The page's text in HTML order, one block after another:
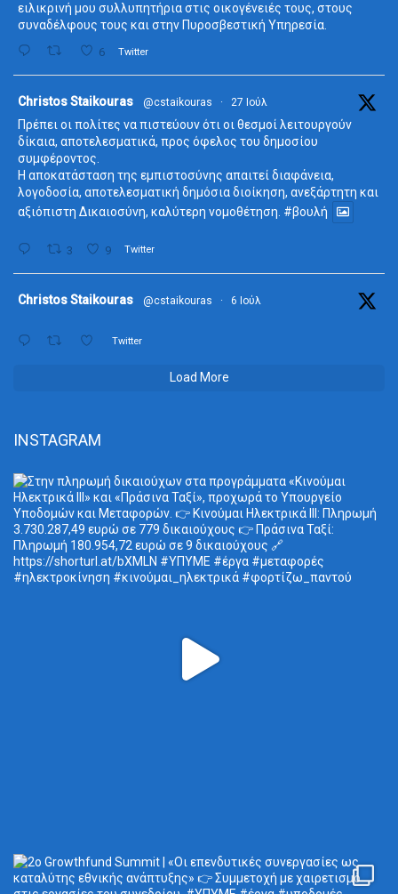
ειλικρινή μου συλλυπητήρια στις οικογένειές τους, στους
συναδέλφους τους και στην Πυροσβεστική Υπηρεσία.
6 Twitter
Christos Staikouras @cstaikouras · 27 Ιούλ
Πρέπει οι πολίτες να πιστεύουν ότι οι θεσμοί λειτουργούν
δίκαια, αποτελεσματικά, προς όφελος του δημοσίου
συμφέροντος.
Η αποκατάσταση της εμπιστοσύνης απαιτεί διαφάνεια,
λογοδοσία, αποτελεσματική δημόσια διοίκηση, ανεξάρτητη και
αξιόπιστη Δικαιοσύνη, καλύτερη νομοθέτηση. #βουλή
3 9 Twitter
Christos Staikouras @cstaikouras · 6 Ιούλ
Twitter
Load More
INSTAGRAM